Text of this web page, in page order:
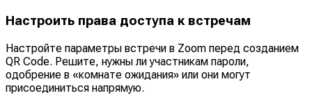
Настроить права доступа к встречам
Настройте параметры встречи в Zoom перед созданием
QR Code. Решите, нужны ли участникам пароли,
одобрение в «комнате ожидания» или они могут
присоединиться напрямую.